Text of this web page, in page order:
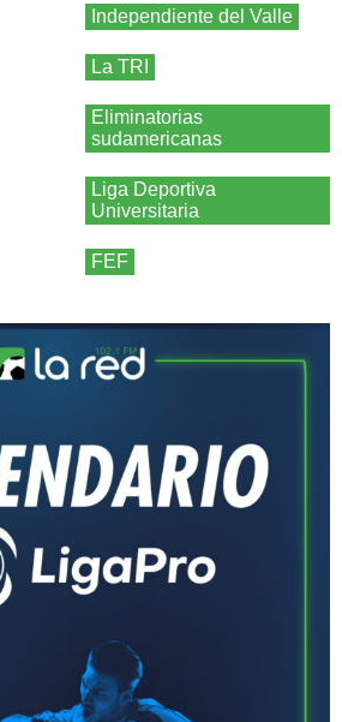
Independiente del Valle
La TRI
Eliminatorias
sudamericanas
Liga Deportiva
Universitaria
FEF